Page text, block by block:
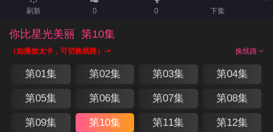
刷新 0 0 下集
你比星光美丽 第10集
换线路
（如播放太卡，可切换线路）->
第01集 第02集 第03集 第04集
第05集 第06集 第07集 第08集
第09集 第10集 第11集 第12集